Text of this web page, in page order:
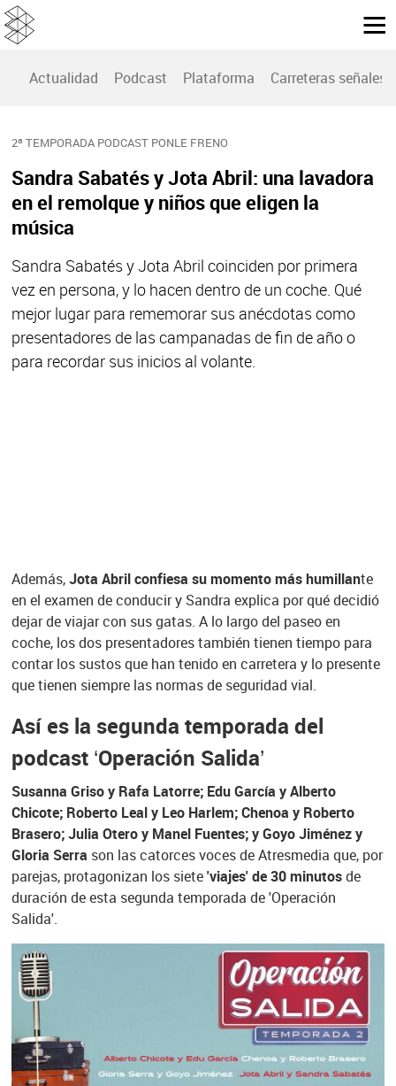
Actualidad Podcast Plataforma Carreteras señales
2ª TEMPORADA PODCAST PONLE FRENO
Sandra Sabatés y Jota Abril: una lavadora
en el remolque y niños que eligen la
música
Sandra Sabatés y Jota Abril coinciden por primera
vez en persona, y lo hacen dentro de un coche. Qué
mejor lugar para rememorar sus anécdotas como
presentadores de las campanadas de fin de año o
para recordar sus inicios al volante.
Además,Jota Abril confiesa su momento más humillante
en el examen de conducir y Sandra explica por qué decidió
dejar de viajar con sus gatas. A lo largo del paseo en
coche, los dos presentadores también tienen tiempo para
contar los sustos que han tenido en carretera y lo presente
que tienen siempre las normas de seguridad vial.
Así es la segunda temporada del
podcast ‘Operación Salida’
Susanna Griso y Rafa Latorre; Edu García y Alberto
Chicote; Roberto Leal y Leo Harlem; Chenoa y Roberto
Brasero; Julia Otero y Manel Fuentes; y Goyo Jiménez y
Gloria Serra son las catorces voces de Atresmedia que, por
parejas, protagonizan los siete'viajes' de 30 minutosde
duración de esta segunda temporada de 'Operación
Salida'.